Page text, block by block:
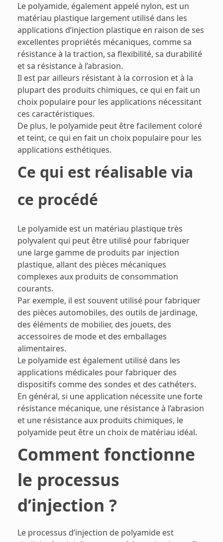
Le polyamide, également appelé nylon, est un
matériau plastique largement utilisé dans les
applications d’injection plastique en raison de ses
excellentes propriétés mécaniques, comme sa
résistance à la traction, sa flexibilité, sa durabilité
et sa résistance à l’abrasion.
Il est par ailleurs résistant à la corrosion et à la
plupart des produits chimiques, ce qui en fait un
choix populaire pour les applications nécessitant
ces caractéristiques.
De plus, le polyamide peut être facilement coloré
et teint, ce qui en fait un choix populaire pour les
applications esthétiques.
Ce qui est réalisable via
ce procédé
Le polyamide est un matériau plastique très
polyvalent qui peut être utilisé pour fabriquer
une large gamme de produits par injection
plastique, allant des pièces mécaniques
complexes aux produits de consommation
courants.
Par exemple, il est souvent utilisé pour fabriquer
des pièces automobiles, des outils de jardinage,
des éléments de mobilier, des jouets, des
accessoires de mode et des emballages
alimentaires.
Le polyamide est également utilisé dans les
applications médicales pour fabriquer des
dispositifs comme des sondes et des cathéters.
En général, si une application nécessite une forte
résistance mécanique, une résistance à l’abrasion
et une résistance aux produits chimiques, le
polyamide peut être un choix de matériau idéal.
Comment fonctionne
le processus
d’injection ?
Le processus d’injection de polyamide est